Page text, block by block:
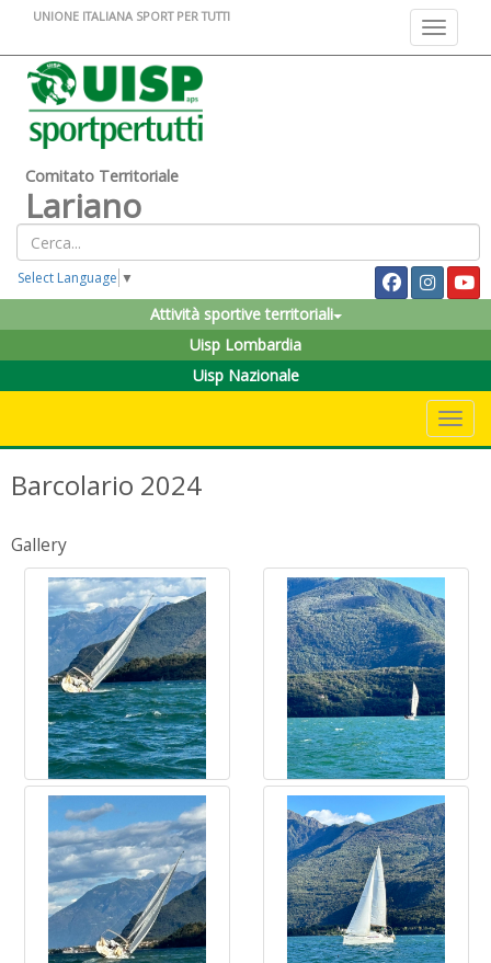
Toggle
UNIONE ITALIANA SPORT PER TUTTI
Comitato Territoriale
Lariano
Select Language ▼
Attività sportive territoriali
Uisp Lombardia
Uisp Nazionale
Barcolario 2024
Gallery